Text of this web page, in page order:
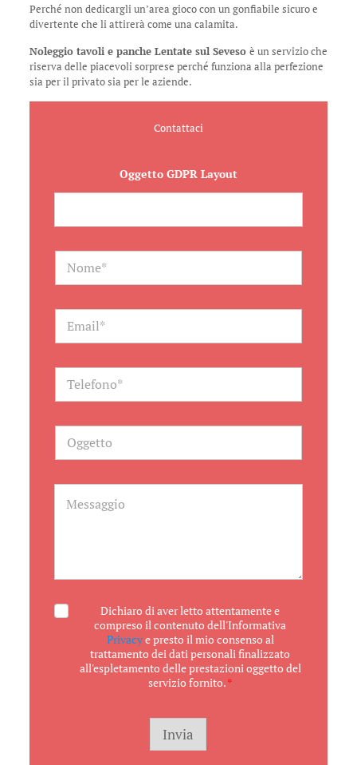
Perché non dedicargli un’area gioco con un gonfiabile sicuro e
divertente che li attirerà come una calamita.
Noleggio tavoli e panche Lentate sul Seveso è un servizio che
riserva delle piacevoli sorprese perché funziona alla perfezione
sia per il privato sia per le aziende.
Contattaci
Oggetto GDPR Layout
N
m
*E
a
lT
l
fO
g
tM
i
A
Dichiaro di aver letto attentamente e
compreso il contenuto dell'Informativa
Privacye presto il mio consenso al
trattamento dei dati personali finalizzato
all'espletamento delle prestazioni oggetto del
servizio fornito.*
Invia